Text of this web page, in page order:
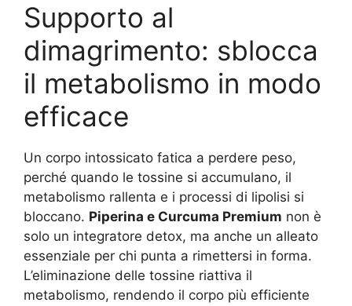
Supporto al
dimagrimento: sblocca
il metabolismo in modo
efficace
Un corpo intossicato fatica a perdere peso,
perché quando le tossine si accumulano, il
metabolismo rallenta e i processi di lipolisi si
bloccano. Piperina e Curcuma Premium non è
solo un integratore detox, ma anche un alleato
essenziale per chi punta a rimettersi in forma.
L’eliminazione delle tossine riattiva il
metabolismo, rendendo il corpo più efficiente